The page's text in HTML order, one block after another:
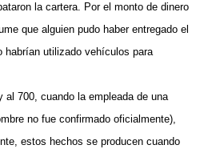
la cartera. Por el monto de dinero
que alguien pudo haber entregado el
habrían utilizado vehículos para
al 700, cuando la empleada de una
no fue confirmado oficialmente),
estos hechos se producen cuando